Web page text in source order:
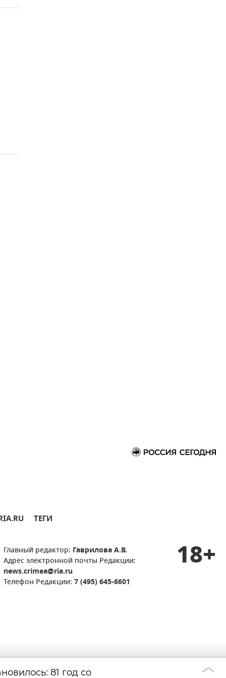
ТЕГИ
Главный редактор: Гаврилова А.В.
Адрес электронной почты Редакции:
news.crimea@ria.ru
Телефон Редакции: 7 (495) 645-6601
18+
81 год со ВСУ нанесли